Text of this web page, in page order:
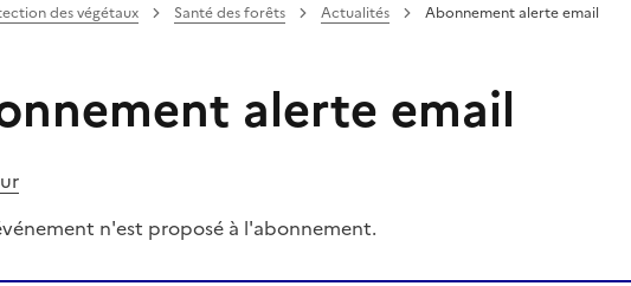
des végétaux Santé des forêts Actualités Abonnement alerte email
alerte email
n'est proposé à l'abonnement.